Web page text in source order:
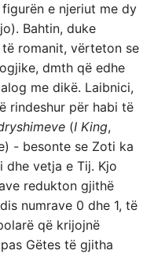
e njeriut me dy
Bahtin, duke
romanit, vërteton se
dmth që edhe
me dikë. Laibnici,
rindeshur për habi të
(I King,
- besonte se Zoti ka
dhe vetja e Tij. Kjo
redukton gjithë
numrave 0 dhe 1, të
që krijojnë
Gëtes të gjitha